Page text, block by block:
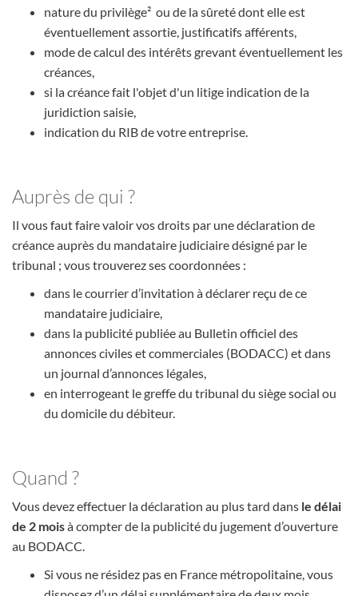
nature du privilège² ou de la sûreté dont elle est
éventuellement assortie, justificatifs afférents,
mode de calcul des intérêts grevant éventuellement les
créances,
si la créance fait l'objet d'un litige indication de la
juridiction saisie,
indication du RIB de votre entreprise.
Auprès de qui ?
Il vous faut faire valoir vos droits par une déclaration de
créance auprès du mandataire judiciaire désigné par le
tribunal ; vous trouverez ses coordonnées :
dans le courrier d’invitation à déclarer reçu de ce
mandataire judiciaire,
dans la publicité publiée au Bulletin officiel des
annonces civiles et commerciales (BODACC) et dans
un journal d’annonces légales,
en interrogeant le greffe du tribunal du siège social ou
du domicile du débiteur.
Quand ?
Vous devez effectuer la déclaration au plus tard dans le délai
de 2 moisà compter de la publicité du jugement d’ouverture
au BODACC.
Si vous ne résidez pas en France métropolitaine, vous